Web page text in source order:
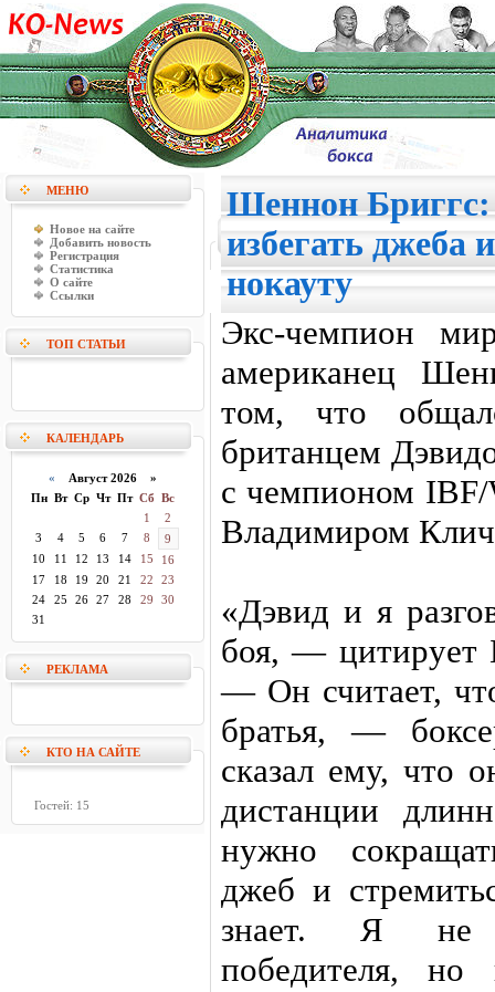
МЕНЮ
Новое на сайте
Добавить новость
Регистрация
Статистика
О сайте
Ссылки
ТОП СТАТЬИ
КАЛЕНДАРЬ
« Август 2026 »
Пн Вт Ср Чт Пт Сб Вс
1
2
3
4 5 6 7 8
9
10
11 12 13 14 15
16
17
18 19 20 21 22
23
24
25 26 27 28 29
30
31
РЕКЛАМА
КТО НА САЙТЕ
Гостей: 15
Шеннон
избегать джеба
нокауту
Экс-чемпион
американец
том, что
британцем
с чемпионом
Владимиром
«Дэвид и я
боя, — цитирует
— Он считает,
братья, —
сказал ему, что
дистанции
нужно
джеб и
знает. Я не
победителя, но